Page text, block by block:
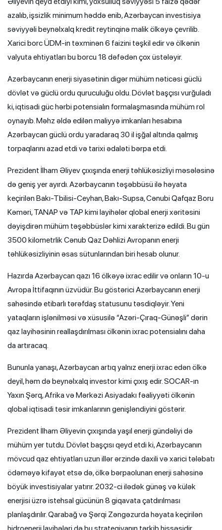
azalıb, işsizlik minimum həddə enib, Azərbaycan investisiya
səviyyəli beynəlxalq kredit reytinqinə malik ölkəyə çevrilib.
Xarici borc ÜDM-in təxminən 6 faizini təşkil edir və ölkənin
valyuta ehtiyatları bu borcu 18 dəfədən çox üstələyir.
Azərbaycanın enerji siyasətinin digər mühüm nəticəsi güclü
dövlət və güclü ordu quruculuğu oldu. Dövlət başçısı vurğuladı
ki, iqtisadi güc hərbi potensialın formalaşmasında mühüm rol
oynayıb. Məhz əldə edilən maliyyə imkanları hesabına
Azərbaycan güclü ordu yaradaraq 30 il işğal altında qalmış
torpaqlarını azad etdi və tarixi ədaləti bərpa etdi.
Prezident İlham Əliyev çıxışında enerji təhlükəsizliyi məsələsinə
də geniş yer ayırdı. Azərbaycanın təşəbbüsü ilə həyata
keçirilən Bakı-Tbilisi-Ceyhan, Bakı-Supsa, Cənubi Qafqaz Boru
Kəməri, TANAP və TAP kimi layihələr qlobal enerji xəritəsini
dəyişdirən mühüm təşəbbüslər kimi xarakterizə edildi. Bu gün
3500 kilometrlik Cənub Qaz Dəhlizi Avropanın enerji
təhlükəsizliyinin əsas sütunlarından biri hesab olunur.
Hazırda Azərbaycan qazı 16 ölkəyə ixrac edilir və onların 10-u
Avropa İttifaqının üzvüdür. Bu göstərici Azərbaycanın enerji
sahəsində etibarlı tərəfdaş statusunu təsdiqləyir. Yeni
yataqların işlənilməsi və xüsusilə “Azəri-Çıraq-Günəşli” dərin
qaz layihəsinin reallaşdırılması ölkənin ixrac potensialını daha
da artıracaq.
Bununla yanaşı, Azərbaycan artıq yalnız enerji ixrac edən ölkə
deyil, həm də beynəlxalq investor kimi çıxış edir. SOCAR-ın
Yaxın Şərq, Afrika və Mərkəzi Asiyadakı fəaliyyəti ölkənin
qlobal iqtisadi təsir imkanlarının genişləndiyini göstərir.
Prezident İlham Əliyevin çıxışında yaşıl enerji gündəliyi də
mühüm yer tutdu. Dövlət başçısı qeyd etdi ki, Azərbaycanın
mövcud qaz ehtiyatları uzun illər ərzində daxili və xarici tələbatı
ödəməyə kifayət etsə də, ölkə bərpaolunan enerji sahəsinə
böyük investisiyalar yatırır. 2032-ci ilədək günəş və külək
enerjisi üzrə istehsal gücünün 8 giqavata çatdırılması
planlaşdırılır. Qarabağ və Şərqi Zəngəzurda həyata keçirilən